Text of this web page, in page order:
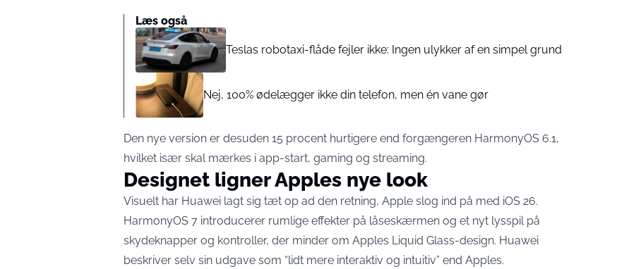
Læs også
Teslas robotaxi-flåde fejler ikke: Ingen ulykker af en simpel grund
Nej, 100% ødelægger ikke din telefon, men én vane gør
Den nye version er desuden 15 procent hurtigere end forgængeren HarmonyOS 6.1,
hvilket især skal mærkes i app-start, gaming og streaming.
Designet ligner Apples nye look
Visuelt har Huawei lagt sig tæt op ad den retning, Apple slog ind på med iOS 26.
HarmonyOS 7 introducerer rumlige effekter på låseskærmen og et nyt lysspil på
skydeknapper og kontroller, der minder om Apples Liquid Glass-design. Huawei
beskriver selv sin udgave som “lidt mere interaktiv og intuitiv” end Apples.